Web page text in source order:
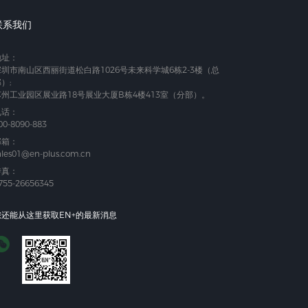
系我们
：
圳市南山区西丽街道松白路1026号未来科学城6栋2-3楼（总
;
工业园区展业路18号展业大厦B栋4楼413室（分部）。
：
8090-883
：
plus.com.cn
：
26656345
还能从这里获取EN+的最新消息